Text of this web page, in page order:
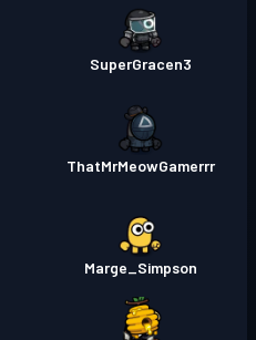
SuperGracen3
ThatMrMeowGamerrr
Marge_Simpson